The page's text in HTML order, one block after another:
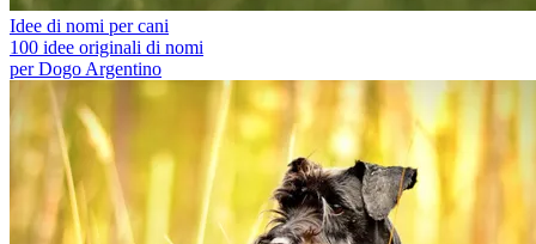
Idee di nomi per cani
100 idee originali di nomi
per Dogo Argentino